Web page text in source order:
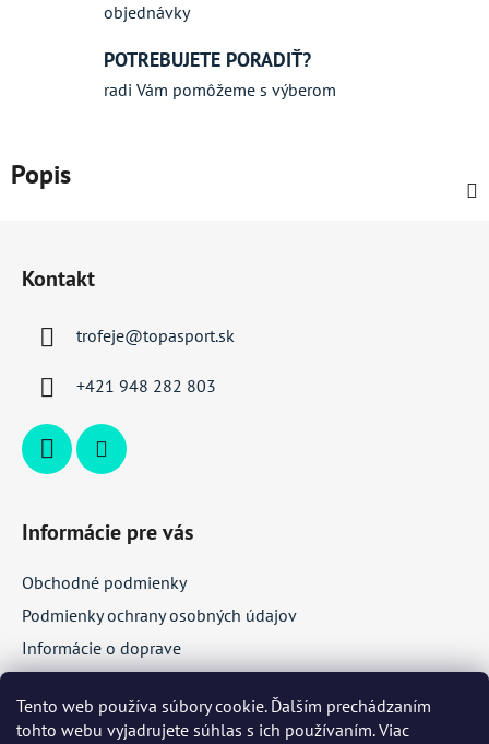
Tento web používa súbory cookie. Ďalším prechádzaním
tohto webu vyjadrujete súhlas s ich používaním. Viac
objednávky
POTREBUJETE PORADIŤ?
radi Vám pomôžeme s výberom
Popis
Kontakt
trofeje@topasport.sk
+421 948 282 803
Informácie pre vás
Obchodné podmienky
Podmienky ochrany osobných údajov
Informácie o doprave